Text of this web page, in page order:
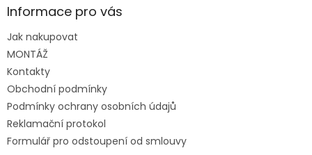
aInformace pro vás
Jak nakupovat
MONTÁŽ
Kontakty
Obchodní podmínky
Podmínky ochrany osobních údajů
Reklamační protokol
Formulář pro odstoupení od smlouvy